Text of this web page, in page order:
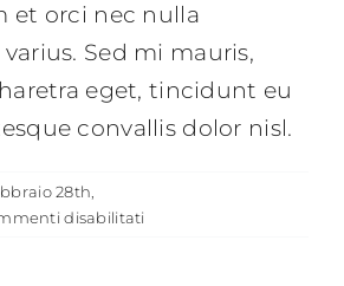
et orci nec nulla
Sed mi mauris,
eget, tincidunt eu
convallis dolor nisl.
28th,
disabilitati